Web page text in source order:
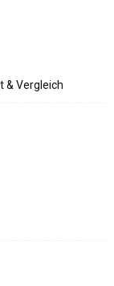
& Vergleich